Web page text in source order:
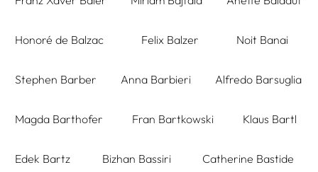
Honoré de Balzac Felix Balzer Noit Banai
Stephen Barber Anna Barbieri Alfredo Barsuglia
Magda Barthofer Fran Bartkowski Klaus Bartl
Edek Bartz Bizhan Bassiri Catherine Bastide